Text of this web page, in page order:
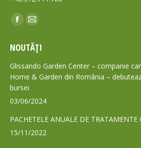
Find us on:
Facebook
opens
in
new
window
Mail
opens
in
new
NOUTĂȚI
Glissando Garden Center – companie
Home & Garden din România –
bursei
03/06/2024
PACHETELE ANUALE DE TRATAMENTE
15/11/2022